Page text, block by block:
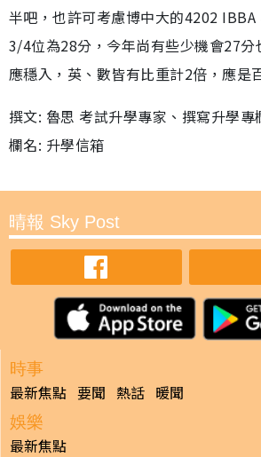
半吧，也許可考慮博中大的4202
3/4位為28分，今年尚有些少機會27分
應穩入，英、數皆有比重計2倍，應是
撰文: 魯思 考試升學專家、撰寫升學專
欄名: 升學信箱
晴報 Sky Post
時事
最新焦點 要聞 熱話 暖聞
娛樂
最新焦點